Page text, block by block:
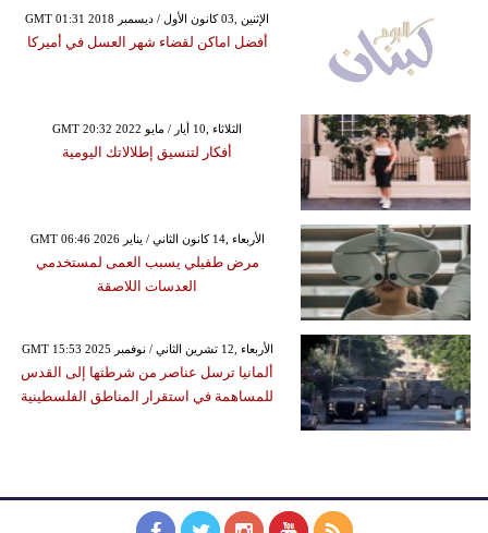
GMT 01:31 2018 الإثنين ,03 كانون الأول / ديسمبر
أفضل اماكن لقضاء شهر العسل في أميركا
GMT 20:32 2022 الثلاثاء ,10 أيار / مايو
أفكار لتنسيق إطلالاتك اليومية
GMT 06:46 2026 الأربعاء ,14 كانون الثاني / يناير
مرض طفيلي يسبب العمى لمستخدمي
العدسات اللاصقة
GMT 15:53 2025 الأربعاء ,12 تشرين الثاني / نوفمبر
ألمانيا ترسل عناصر من شرطتها إلى القدس
للمساهمة في استقرار المناطق الفلسطينية